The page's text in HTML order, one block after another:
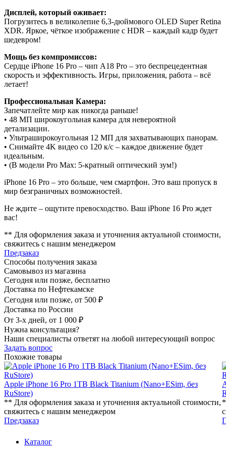
Дисплей, который оживает:
Погрузитесь в великолепие 6,3-дюймового OLED Super Retina
XDR. Яркое, чёткое изображение с HDR – каждый кадр будет
шедевром!
Мощь без компромиссов:
Сердце iPhone 16 Pro – чип A18 Pro – это беспрецедентная
скорость и эффективность. Игры, приложения, работа – всё
летает!
Профессиональная Камера:
Запечатлейте мир как никогда раньше!
• 48 МП широкоугольная камера для невероятной
детализации.
• Ультраширокоугольная 12 МП для захватывающих панорам.
• Снимайте 4K видео со 120 к/с – каждое движение будет
идеальным.
• (В модели Pro Max: 5-кратный оптический зум!)
iPhone 16 Pro – это больше, чем смартфон. Это ваш пропуск в
мир безграничных возможностей.
Не ждите – ощутите превосходство. Ваш iPhone 16 Pro ждет
вас!
** Для оформления заказа и уточнения актуальной стоимости,
свяжитесь с нашим менеджером
Предзаказ
Способы получения заказа
Самовывоз из магазина
Сегодня или позже, бесплатно
Доставка по Нефтекамске
Сегодня или позже, от 500 ₽
Доставка по России
От 3-х дней, от 1 000 ₽
Нужна консультация?
Наши специалисты ответят на любой интересующий вопрос
Задать вопрос
Похожие товары
Apple iPhone 16 Pro 1TB Black Titanium (Nano+ESim, без
RuStore)
** Для оформления заказа и уточнения актуальной стоимости,
свяжитесь с нашим менеджером
Предзаказ
Каталог